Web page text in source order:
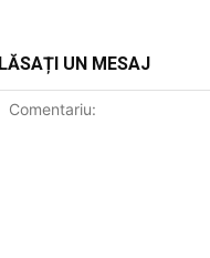
LĂSAȚI UN MESAJ